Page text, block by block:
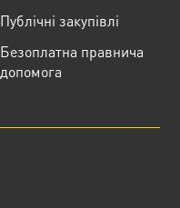
Публічні закупівлі
Безоплатна правнича
допомога